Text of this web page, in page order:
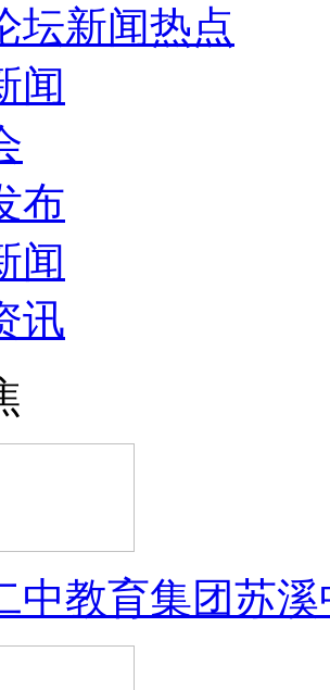
坛新闻热点
闻
布
闻
讯
中教育集团苏